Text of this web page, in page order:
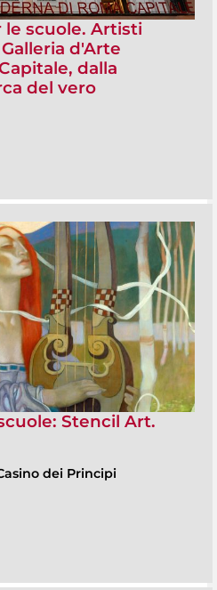
scuole. Artisti
d'Arte
dalla
del vero
Stencil Art.
dei Principi